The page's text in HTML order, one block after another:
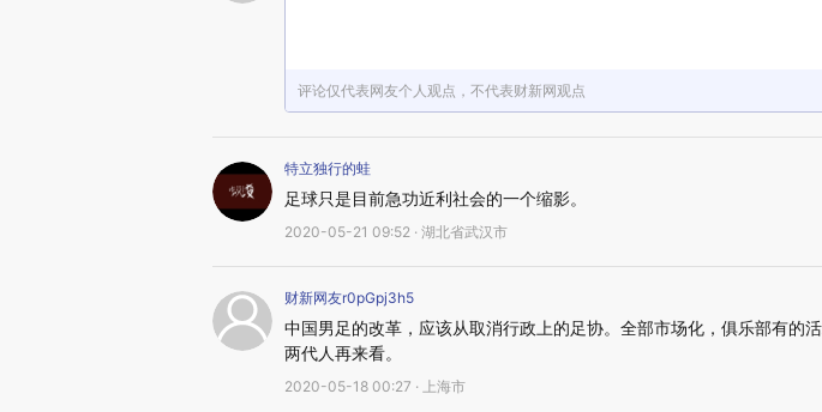
评论仅代表网友个人观点，不代表财新网观点
特立独行的蛙
足球只是目前急功近利社会的一个缩影。
2020-05-21 09:52 · 湖北省武汉市
财新网友r0pGpj3h5
中国男足的改革，应该从取消行政上的足协。全部市场化，俱乐部有的
两代人再来看。
2020-05-18 00:27 · 上海市